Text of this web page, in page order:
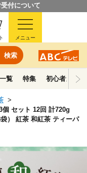
付について
検索
メニュー
覧 特集 初心者ガイド
個 セット 12回 計720g
） 紅茶 和紅茶 ティーパ